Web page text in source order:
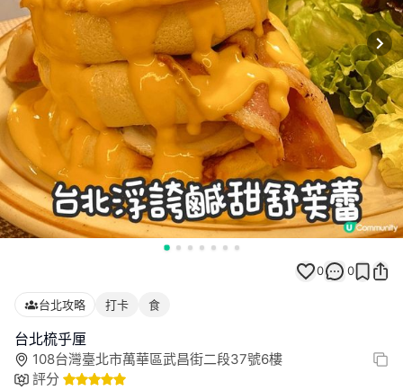
0 0
台北攻略 打卡 食
108台灣臺北市萬華區武昌街二段37號6樓
評分